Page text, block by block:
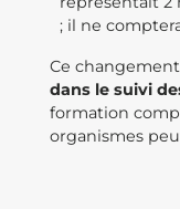
; il ne
Ce
dans le suivi
formation
organismes